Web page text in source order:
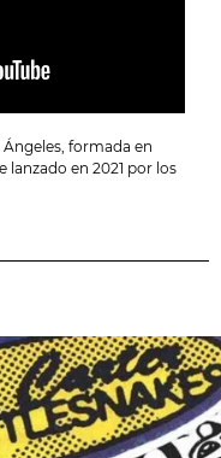
formada en
lanzado en 2021 por los